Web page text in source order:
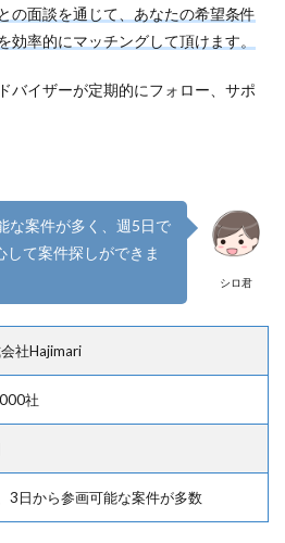
の面談を通じて、あなたの希望条件
効率的にマッチングして頂けます。
バイザーが定期的にフォロー、サポ
シロ君
な案件が多く、週5日で
て案件探しができま
社Hajimari
社
3日から参画可能な案件が多数